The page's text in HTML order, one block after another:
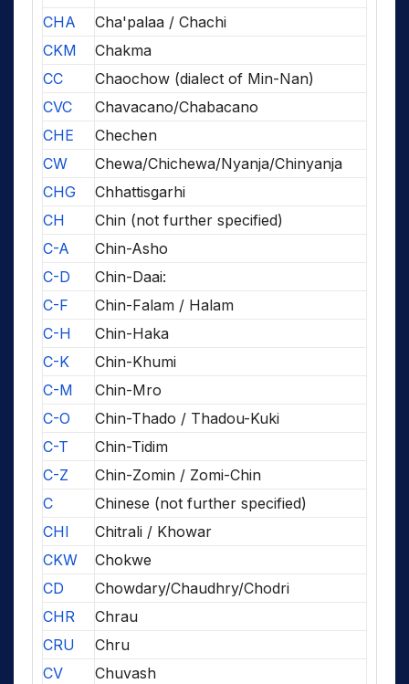
CHA
Cha'palaa / Chachi
CKM
Chakma
CC
Chaochow (dialect of Min-Nan)
CVC
Chavacano/Chabacano
CHE
Chechen
CW
Chewa/Chichewa/Nyanja/Chinyanja
CHG
Chhattisgarhi
CH
Chin (not further specified)
C-A
Chin-Asho
C-D
Chin-Daai:
C-F
Chin-Falam / Halam
C-H
Chin-Haka
C-K
Chin-Khumi
C-M
Chin-Mro
C-O
Chin-Thado / Thadou-Kuki
C-T
Chin-Tidim
C-Z
Chin-Zomin / Zomi-Chin
C
Chinese (not further specified)
CHI
Chitrali / Khowar
CKW
Chokwe
CD
Chowdary/Chaudhry/Chodri
CHR
Chrau
CRU
Chru
CV
Chuvash